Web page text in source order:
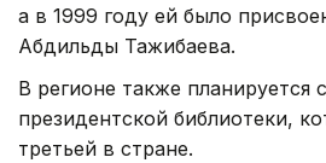
а в 1999 году ей было
Абдильды Тажибаева.
В регионе также планируется
президентской библиотеки,
третьей в стране.